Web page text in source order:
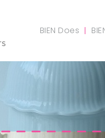
BIEN Does